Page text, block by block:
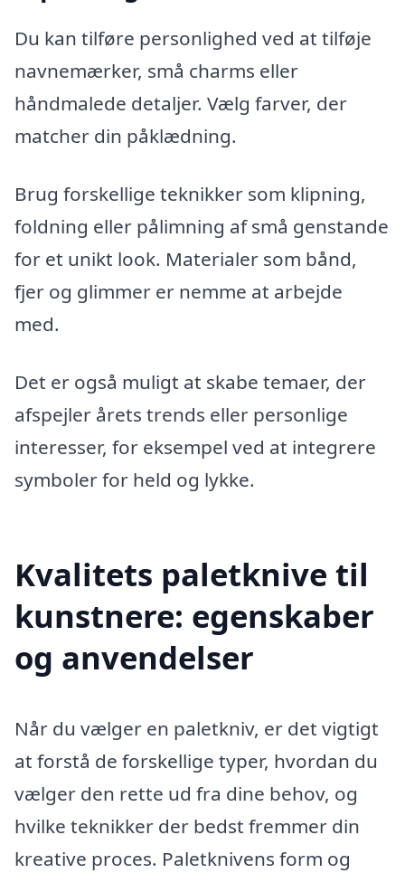
Du kan tilføre personlighed ved at tilføje
navnemærker, små charms eller
håndmalede detaljer. Vælg farver, der
matcher din påklædning.
Brug forskellige teknikker som klipning,
foldning eller pålimning af små genstande
for et unikt look. Materialer som bånd,
fjer og glimmer er nemme at arbejde
med.
Det er også muligt at skabe temaer, der
afspejler årets trends eller personlige
interesser, for eksempel ved at integrere
symboler for held og lykke.
Kvalitets paletknive til
kunstnere: egenskaber
og anvendelser
Når du vælger en paletkniv, er det vigtigt
at forstå de forskellige typer, hvordan du
vælger den rette ud fra dine behov, og
hvilke teknikker der bedst fremmer din
kreative proces. Paletknivens form og